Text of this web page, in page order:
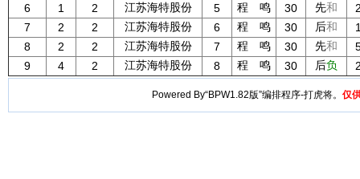
6
1 2 江苏海特股份 5 程 鸣 30 先和
7
2 2 江苏海特股份 6 程 鸣 30 后和
8
2 2 江苏海特股份 7 程 鸣 30 先和
9
4 2 江苏海特股份 8 程 鸣 30 后负
Powered By“BPW1.82版”编排程序-打虎将。 仅